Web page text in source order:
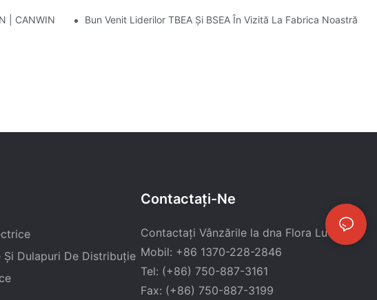
| CANWIN Bun Venit Liderilor TBEA Și BSEA În Vizită La Fabrica Noastră
Și Dulapuri De Distribuție
Contactaţi-Ne
Contactați Vânzările la dna Flora Lu
Mobil: +86 1370-228-2846
Tel: (+86) 750-887-3161
Fax: (+86) 750-887-3199